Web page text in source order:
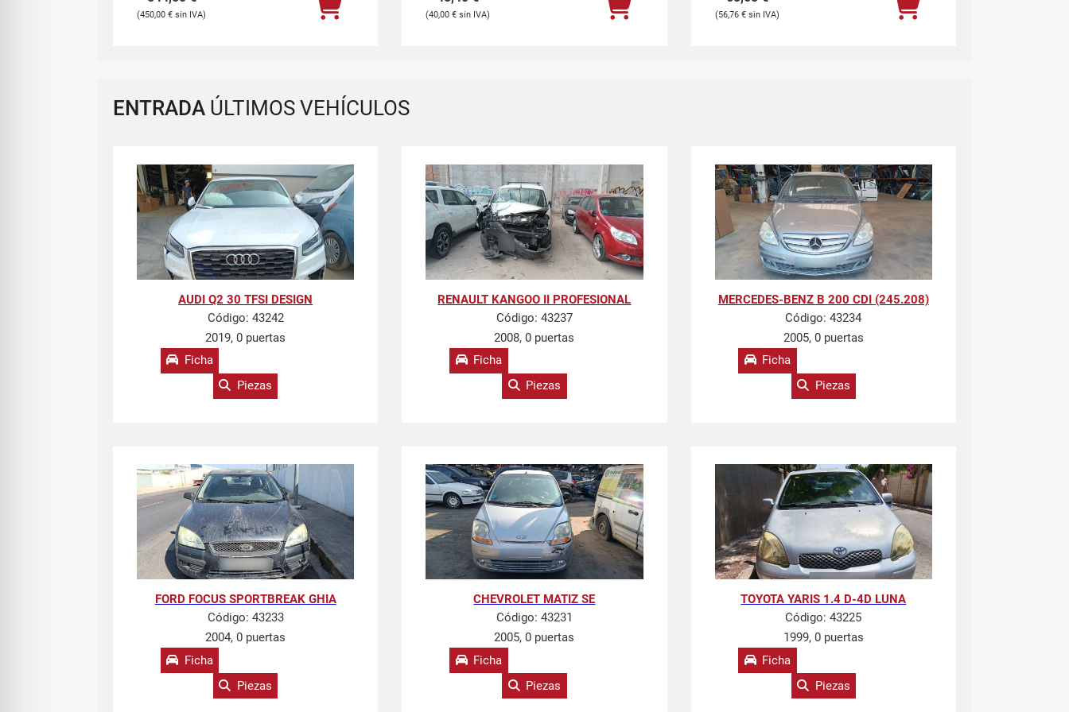
450,00 € 40,00€ 56,76 €
ENTRADA ÚLTIMOS VEHÍCULOS
AUDI Q2 30 TFSI DESIGN
Código: 43242
2019, 0 puertas
Ficha
Piezas
RENAULT KANGOO II PROFESIONAL
Código: 43237
2008, 0 puertas
Ficha
Piezas
MERCEDES-BENZ B 200 CDI (245.208)
Código:43234
2005, 0 puertas
Ficha
Piezas
FORD FOCUS SPORTBREAK GHIA
Código: 43233
2004, 0 puertas
Ficha
Piezas
CHEVROLET MATIZ SE
Código: 43231
2005, 0 puertas
Ficha
Piezas
TOYOTA YARIS 1.4 D-4D LUNA
Código:43225
1999, 0 puertas
Ficha
Piezas